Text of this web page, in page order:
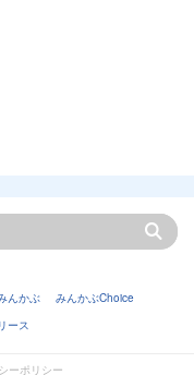
んかぶ
みんかぶChoice
ース
ーポリシー